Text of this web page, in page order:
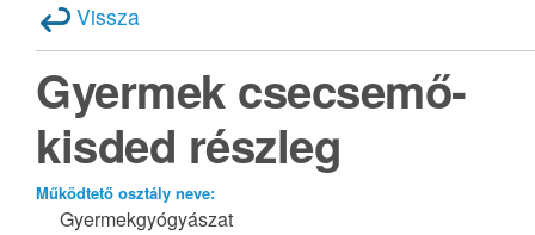
Vissza
Gyermek csecsemő-
kisded részleg
Működtető osztály neve:
Gyermekgyógyászat